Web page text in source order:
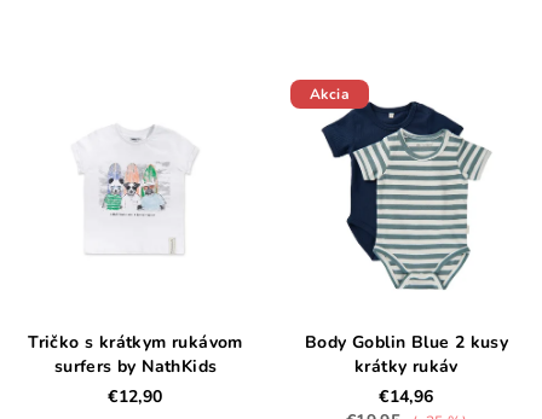
Tričko s krátkym rukávom
surfers by NathKids
€12,90
Akcia
Body Goblin Blue 2 kusy
krátky rukáv
€14,96